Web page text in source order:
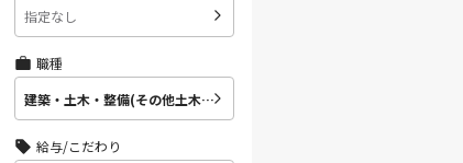
指定なし
職種
建築・土木・整備(その他土木・建築・整備関連職)
給与/こだわり